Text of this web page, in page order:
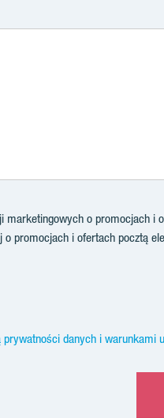
o promocjach i
promocjach i ofertach pocztą
prywatności danych i warunkami